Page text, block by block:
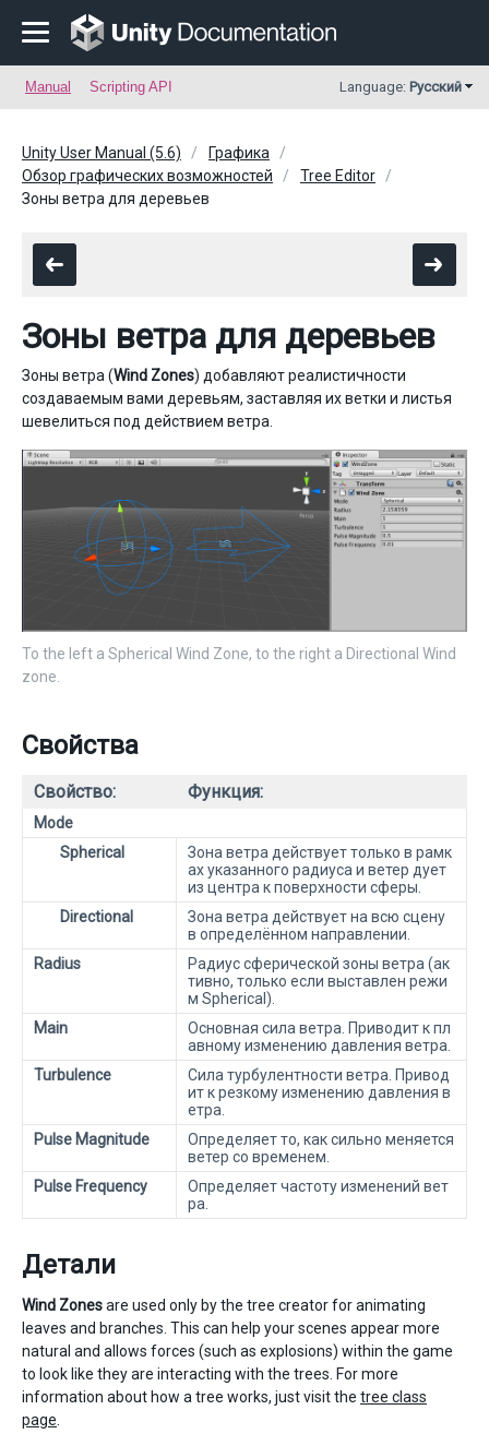
Manual Scripting API Language: Русский
Unity User Manual (5.6)
Графика
Обзор графических возможностей
Tree Editor
Зоны ветра для деревьев
Зоны ветра для деревьев
Зоны ветра (Wind Zones) добавляют реалистичности
создаваемым вами деревьям, заставляя их ветки и листья
шевелиться под действием ветра.
To the left a Spherical Wind Zone, to the right a Directional Wind
zone.
Свойства
Свойство: Функция:
Mode
Spherical
Зона ветра действует только в рамк
ах указанного радиуса и ветер дует
из центра к поверхности сферы.
Directional
Зона ветра действует на всю сцену
в определённом направлении.
Radius
Радиус сферической зоны ветра (ак
тивно, только если выставлен режи
м Spherical).
Main
Основная сила ветра. Приводит к пл
авному изменению давления ветра.
Turbulence
Сила турбулентности ветра. Привод
ит к резкому изменению давления в
етра.
Pulse Magnitude
Определяет то, как сильно меняется
ветер со временем.
Pulse Frequency
Определяет частоту изменений вет
ра.
Детали
Wind Zonesare used only by the tree creator for animating
leaves and branches. This can help your scenes appear more
natural and allows forces (such as explosions) within the game
to look like they are interacting with the trees. For more
information about how a tree works, just visit the tree class
page